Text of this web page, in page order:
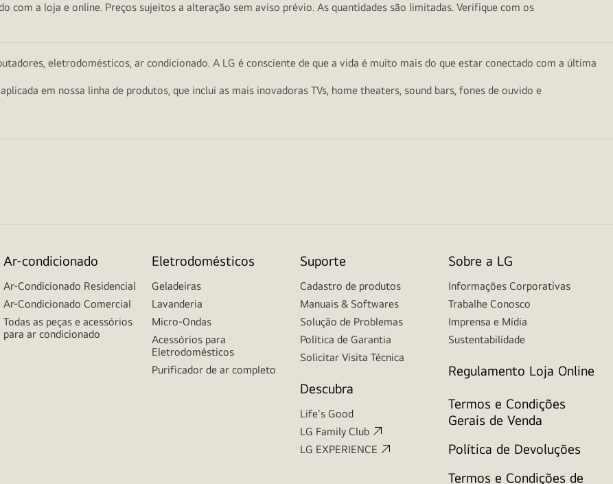
com a loja e online. Preços sujeitos a alteração sem aviso prévio. As quantidades são limitadas. Verifique com os
eletrodomésticos, ar condicionado. A LG é consciente de que a vida é muito mais do que estar conectado com a última
em nossa linha de produtos, que inclui as mais inovadoras TVs, home theaters, sound bars, fones de ouvido e
Ar-condicionado
Ar-Condicionado Residencial
Ar-Condicionado Comercial
Todas as peças e acessórios
para ar condicionado
Eletrodomésticos
Geladeiras
Lavanderia
Micro-Ondas
Acessórios para
Eletrodomésticos
Purificador de ar completo
Suporte
Cadastro de produtos
Manuais & Softwares
Solução de Problemas
Política de Garantia
Solicitar Visita Técnica
Descubra
Life's Good
LG Family Club
LG EXPERIENCE
Sobre a LG
Informações Corporativas
Trabalhe Conosco
Imprensa e Mídia
Sustentabilidade
Regulamento Loja Online
Termos e Condições
Gerais de Venda
Política de Devoluções
Termos e Condições de